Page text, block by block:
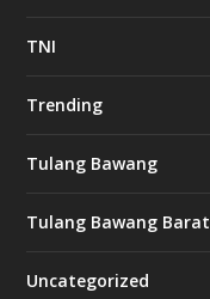
TNI
Trending
Tulang Bawang
Tulang Bawang Barat
Uncategorized